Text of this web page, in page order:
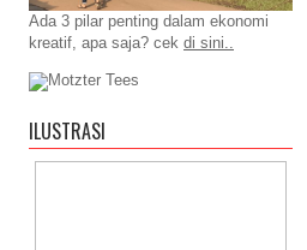
Ada 3 pilar penting dalam ekonomi
kreatif, apa saja? cek di sini..
ILUSTRASI